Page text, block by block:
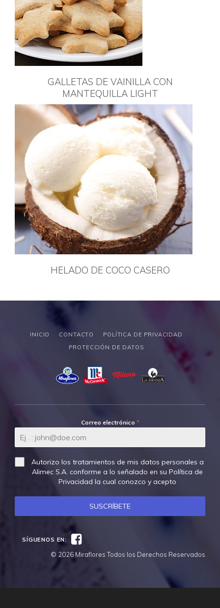
GALLETAS DE VAINILLA CON
MANTEQUILLA LIGHT
HELADO DE COCO CASERO
INICIO CONTACTO
POLÍTICA DE PRIVACIDAD
PROTECCIÓN DE DATOS
Correo electrónico *
Autorizo los tratamientos de mis datos personales a
Alimec S.A. conforme a lo señalado en su Política de
Privacidad la cual conozco y acepto
SUSCRÍBETE
SÍGUENOS EN: Facebook
© 2026 Miraflores Todos los Derechos Reservados